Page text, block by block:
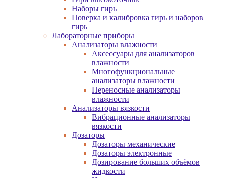
Наборы гирь
Поверка и калибровка гирь и наборов
гирь
Лабораторные приборы
Анализаторы влажности
Аксессуары для анализаторов
влажности
Многофункциональные
анализаторы влажности
Переносные анализаторы
влажности
Анализаторы вязкости
Вибрационные анализаторы
вязкости
Дозаторы
Дозаторы механические
Дозаторы электронные
Дозирование больших объёмов
жидкости